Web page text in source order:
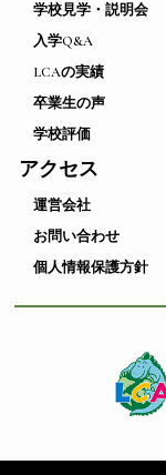
学校見学・説明会
入学Q&A
LCAの実績
卒業生の声
学校評価
アクセス
運営会社
お問い合わせ
個人情報保護方針